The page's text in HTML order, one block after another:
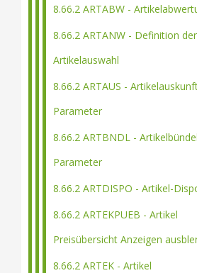
8.66.2 ARTABW -
8.66.2 ARTANW - Definition der
Artikelauswahl
8.66.2 ARTAUS -
Parameter
8.66.2 ARTBNDL - Artikelbündel
Parameter
8.66.2 ARTDISPO - Artikel-
8.66.2 ARTEKPUEB - Artikel
Preisübersicht Anzeigen
8.66.2 ARTEK - Artikel